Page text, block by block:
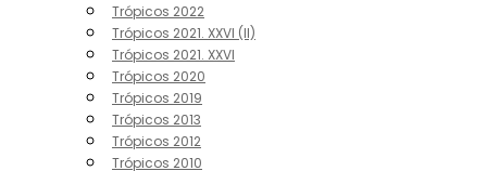
Trópicos 2022
Trópicos 2021. XXVI (II)
Trópicos 2021. XXVI
Trópicos 2020
Trópicos 2019
Trópicos 2013
Trópicos 2012
Trópicos 2010